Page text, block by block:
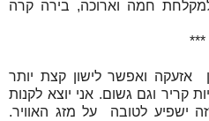
למקלחת חמה וארוכה, בירה קרה
***
אזעקה ואפשר לישון קצת יותר
קריר וגם גשום. אני יוצא לקנות
ישפיע לטובה על מזג האוויר.